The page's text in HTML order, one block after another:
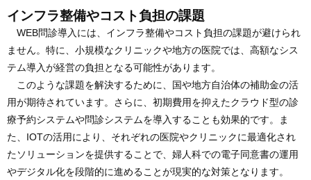
インフラ整備やコスト負担の課題
WEB問診導入には、インフラ整備やコスト負担の課題が避けられ
ません。特に、小規模なクリニックや地方の医院では、高額なシス
テム導入が経営の負担となる可能性があります。
このような課題を解決するために、国や地方自治体の補助金の活
用が期待されています。さらに、初期費用を抑えたクラウド型の診
療予約システムや問診システムを導入することも効果的です。ま
た、IOTの活用により、それぞれの医院やクリニックに最適化され
たソリューションを提供することで、婦人科での電子同意書の運用
やデジタル化を段階的に進めることが現実的な対策となります。